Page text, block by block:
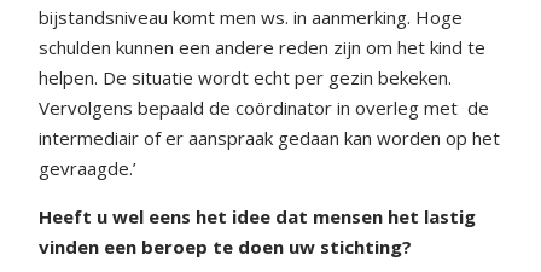
bijstandsniveau komt men ws. in aanmerking. Hoge
schulden kunnen een andere reden zijn om het kind te
helpen. De situatie wordt echt per gezin bekeken.
Vervolgens bepaald de coördinator in overleg met de
intermediair of er aanspraak gedaan kan worden op het
gevraagde.’
Heeft u wel eens het idee dat mensen het lastig
vinden een beroep te doen uw stichting?